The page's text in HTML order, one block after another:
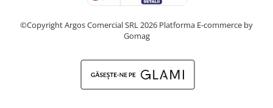
©Copyright Argos Comercial SRL 2026 Platforma E-commerce by
Gomag